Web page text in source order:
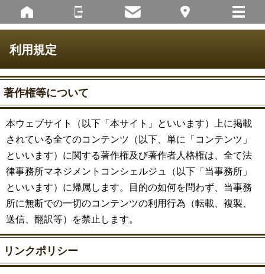
利用規定
著作権等について
本ウェブサイト（以下「本サイト」といいます）上に掲載
されている全てのコンテンツ（以下、単に「コンテンツ」
といいます）に関する著作権及び著作者人格権は、全て法
律事務所マネジメントコンシェルジュ（以下「当事務所」
といいます）に帰属します。目的の如何を問わず、当事務
所に無断での一切のコンテンツの利用行為（転載、複製、
送信、翻訳等）を禁止します。
リンクポリシー